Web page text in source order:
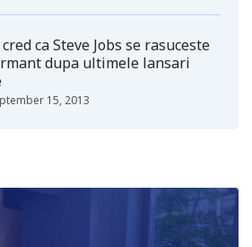
cred ca Steve Jobs se rasuceste
dupa ultimele lansari
15, 2013